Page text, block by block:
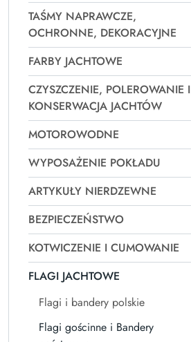
TAŚMY NAPRAWCZE,
OCHRONNE, DEKORACYJNE
FARBY JACHTOWE
CZYSZCZENIE, POLEROWANIE I
KONSERWACJA JACHTÓW
MOTOROWODNE
WYPOSAŻENIE POKŁADU
ARTYKUŁY NIERDZEWNE
BEZPIECZEŃSTWO
KOTWICZENIE I CUMOWANIE
FLAGI JACHTOWE
Flagi i bandery polskie
Flagi gościnne i Bandery